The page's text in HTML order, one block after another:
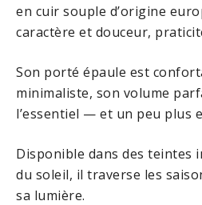
en cuir souple d’origine
caractère et douceur,
Son porté épaule est
minimaliste, son volume
l’essentiel — et un peu plus
Disponible dans des teintes
du soleil, il traverse les
sa lumière.